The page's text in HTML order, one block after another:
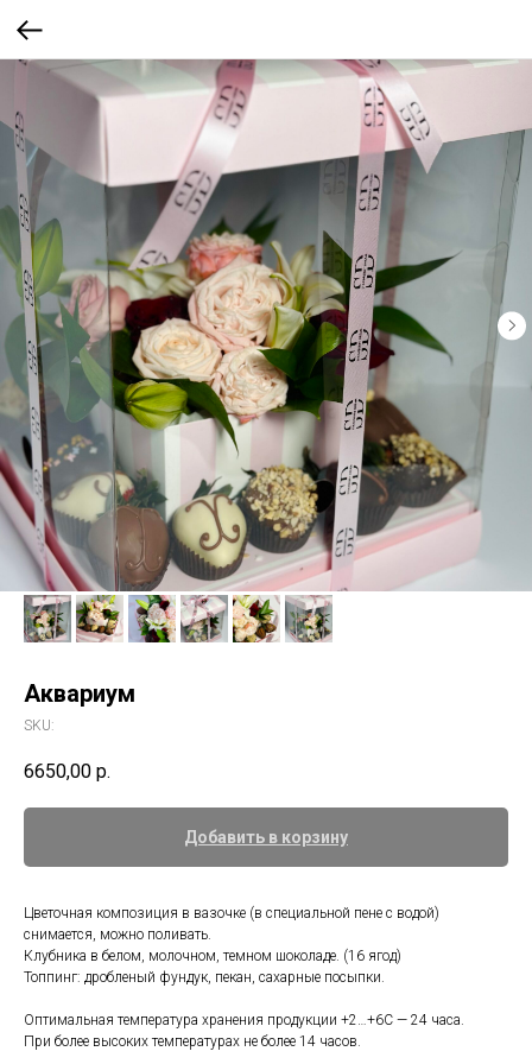
Аквариум
SKU:
6650,00 р.
Добавить в корзину
Цветочная композиция в вазочке (в специальной пене с водой)
снимается, можно поливать.
Клубника в белом, молочном, темном шоколаде. (16 ягод)
Топпинг: дробленый фундук, пекан, сахарные посыпки.
Оптимальная температура хранения продукции +2…+6С — 24 часа.
При более высоких температурах не более 14 часов.